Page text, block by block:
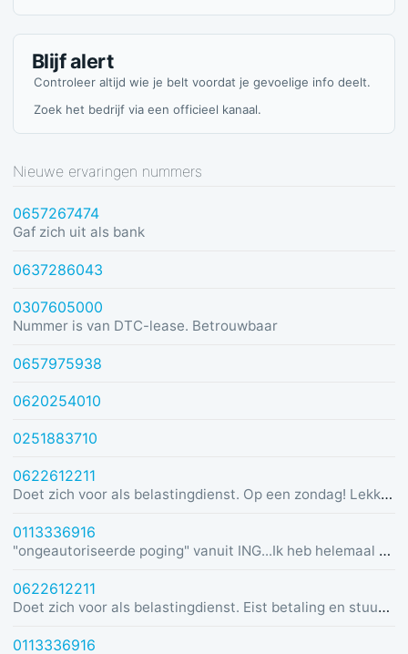
Blijf alert
Controleer altijd wie je belt voordat je gevoelige info deelt.
Zoek het bedrijf via een officieel kanaal.
Nieuwe ervaringen nummers
0657267474
Gaf zich uit als bank
0637286043
0307605000
Nummer is van DTC-lease. Betrouwbaar
0657975938
0620254010
0251883710
0622612211
Doet zich voor als belastingdienst. Op een zondag! Lekker dom
0113336916
"ongeautoriseerde poging" vanuit ING...Ik heb helemaal geen rekening bij ING :)
0622612211
Doet zich voor als belastingdienst. Eist betaling en stuurt link in bericht met dreiging van beslaglegging.
0113336916